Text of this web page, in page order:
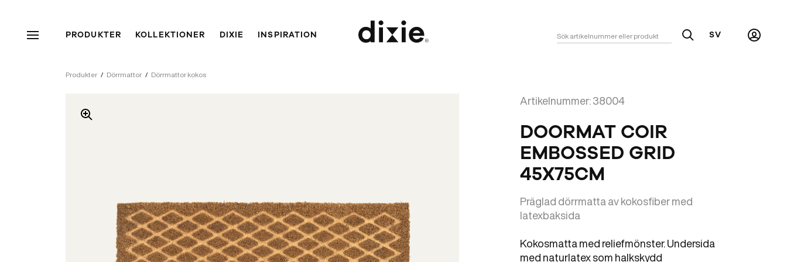
PRODUKTER KOLLEKTIONER DIXIE INSPIRATION Sök SV
Mitt
Produkter / Dörrmattor / Dörrmattor kokos
Artikelnummer: 38004
DOORMAT COIR
EMBOSSED GRID
45X75CM
Präglad dörrmatta av kokosfiber med
latexbaksida
Kokosmatta med reliefmönster. Undersida
med naturlatex som halkskydd